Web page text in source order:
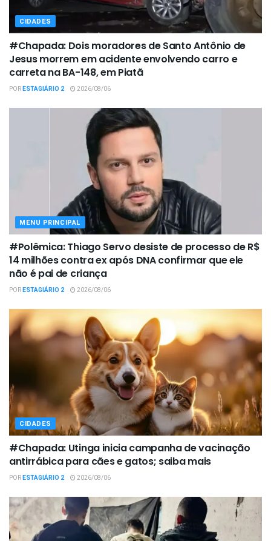
CIDADES
#Chapada: Dois moradores de Santo Antônio de
Jesus morrem em acidente envolvendo carro e
carreta na BA-148, em Piatã
PORESTAGIÁRIO 2 2026/08/06
MENU PRINCIPAL
#Polêmica: Thiago Servo desiste de processo de R$
14 milhões contra ex após DNA confirmar que ele
não é pai de criança
PORESTAGIÁRIO 2 2026/08/06
CIDADES
#Chapada: Utinga inicia campanha de vacinação
antirrábica para cães e gatos; saiba mais
PORESTAGIÁRIO 2 2026/08/06